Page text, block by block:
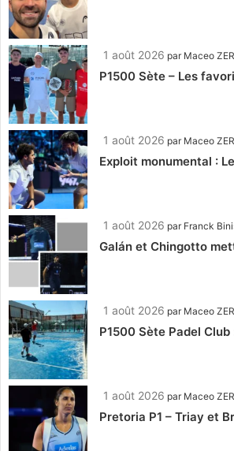
1 août 2026 par Maceo
P1500 Sète – Les
1 août 2026 par Maceo
Exploit monumental :
1 août 2026 par Franck
Galán et Chingotto
1 août 2026 par Maceo
P1500 Sète Padel
1 août 2026 par Maceo
Pretoria P1 – Triay et